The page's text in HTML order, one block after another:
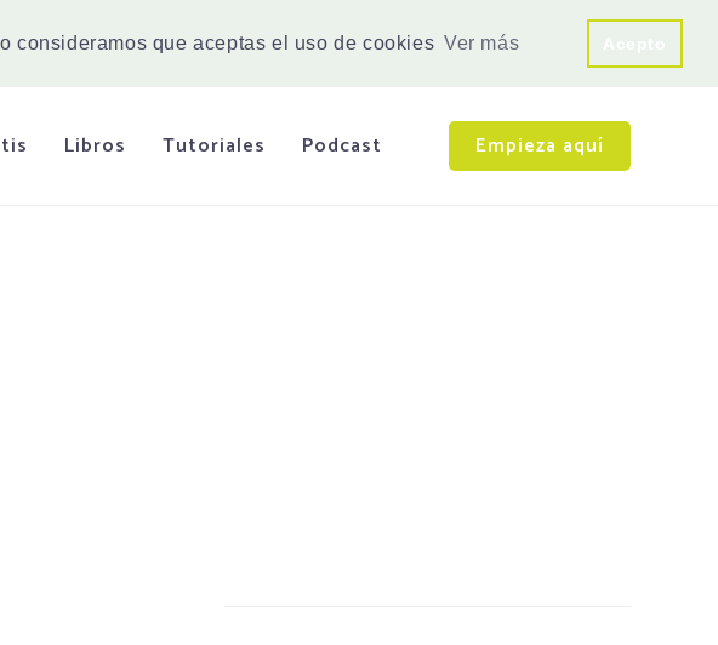
consideramos que aceptas el uso de cookies Ver más
Libros Tutoriales Podcast Empieza aquí